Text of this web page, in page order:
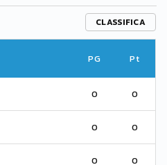
CLASSIFICA
PG Pt
0 0
0 0
0 0